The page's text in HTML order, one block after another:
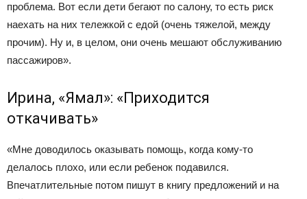
проблема. Вот если дети бегают по салону, то есть риск
наехать на них тележкой с едой (очень тяжелой, между
прочим). Ну и, в целом, они очень мешают обслуживанию
пассажиров».
Ирина, «Ямал»: «Приходится
откачивать»
«Мне доводилось оказывать помощь, когда кому-то
делалось плохо, или если ребенок подавился.
Впечатлительные потом пишут в книгу предложений и на